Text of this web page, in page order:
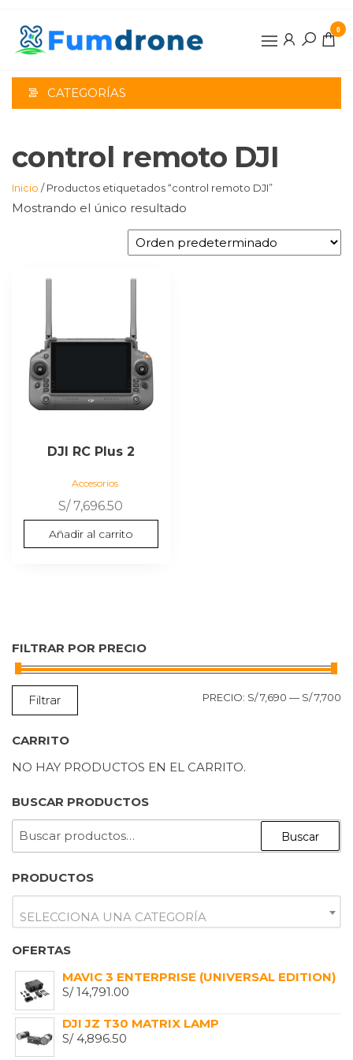
contenido
0
CATEGORÍAS
control remoto DJI
Inicio / Productos etiquetados “control remoto DJI”
Mostrando el único resultado
DJI RC Plus 2
Accesorios
S/7,696.50
Añadir al carrito
FILTRAR POR PRECIO
Filtrar PRECIO: S/ 7,690 — S/ 7,700
CARRITO
NO HAY PRODUCTOS EN EL CARRITO.
BUSCAR PRODUCTOS
Buscar
PRODUCTOS
SELECCIONA UNA CATEGORÍA
OFERTAS
MAVIC 3 ENTERPRISE (UNIVERSAL EDITION)
S/14,791.00
DJI JZ T30 MATRIX LAMP
S/4,896.50